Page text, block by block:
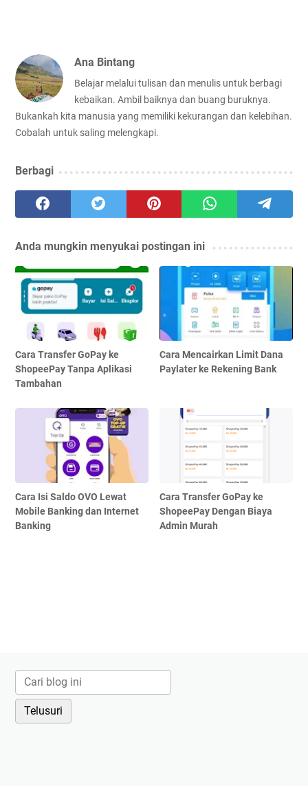
Ana Bintang
Belajar melalui tulisan dan menulis untuk berbagi
kebaikan. Ambil baiknya dan buang buruknya.
Bukankah kita manusia yang memiliki kekurangan dan kelebihan.
Cobalah untuk saling melengkapi.
Berbagi
Anda mungkin menyukai postingan ini
Cara Transfer GoPay ke
ShopeePay Tanpa Aplikasi
Tambahan
Cara Mencairkan Limit Dana
Paylater ke Rekening Bank
Cara Isi Saldo OVO Lewat
Mobile Banking dan Internet
Banking
Cara Transfer GoPay ke
ShopeePay Dengan Biaya
Admin Murah